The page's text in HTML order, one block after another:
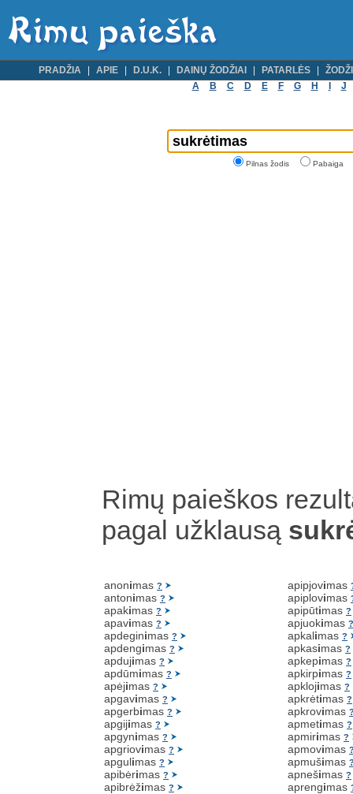
PRADŽIA APIE D.U.K. DAINŲ ŽODŽIAI PATARLĖS
A
B C D E F G H J
Pilnas žodis Pabaiga
Rimų paieškos
pagal užklausą
anonimas ?
antonimas ?
apakimas ?
apavimas ?
apdeginimas ?
apdengimas ?
apdujimas ?
apdūmimas ?
apėjimas ?
apgavimas ?
apgerbimas ?
apgijimas ?
apgynimas ?
apgriovimas ?
apgulimas ?
apibėrimas ?
apibrėžimas ?
apipjovimas
apiplovimas
apipūtimas ?
apjuokimas ?
apkalimas ?
apkasimas ?
apkepimas ?
apkirpimas ?
apklojimas ?
apkrėtimas ?
apkrovimas
apmetimas ?
apmirimas ?
apmovimas
apmušimas
apnešimas ?
aprengimas